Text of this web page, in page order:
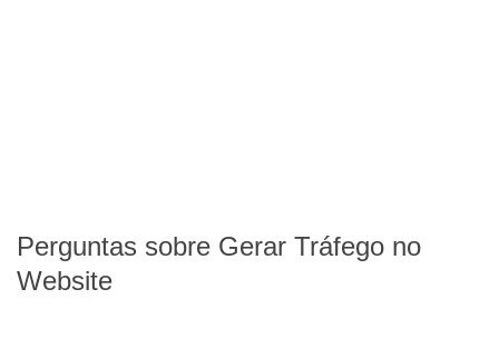
Perguntas sobre Gerar Tráfego no
Website